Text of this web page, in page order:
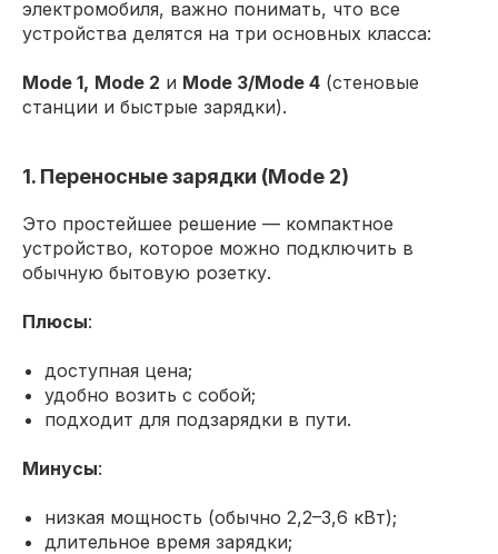
электромобиля, важно понимать, что все
устройства делятся на три основных класса:
Mode 1, Mode 2 и Mode 3/Mode 4 (стеновые
станции и быстрые зарядки).
1. Переносные зарядки (Mode 2)
Это простейшее решение — компактное
устройство, которое можно подключить в
обычную бытовую розетку.
Плюсы:
доступная цена;
удобно возить с собой;
подходит для подзарядки в пути.
Минусы:
низкая мощность (обычно 2,2–3,6 кВт);
длительное время зарядки;